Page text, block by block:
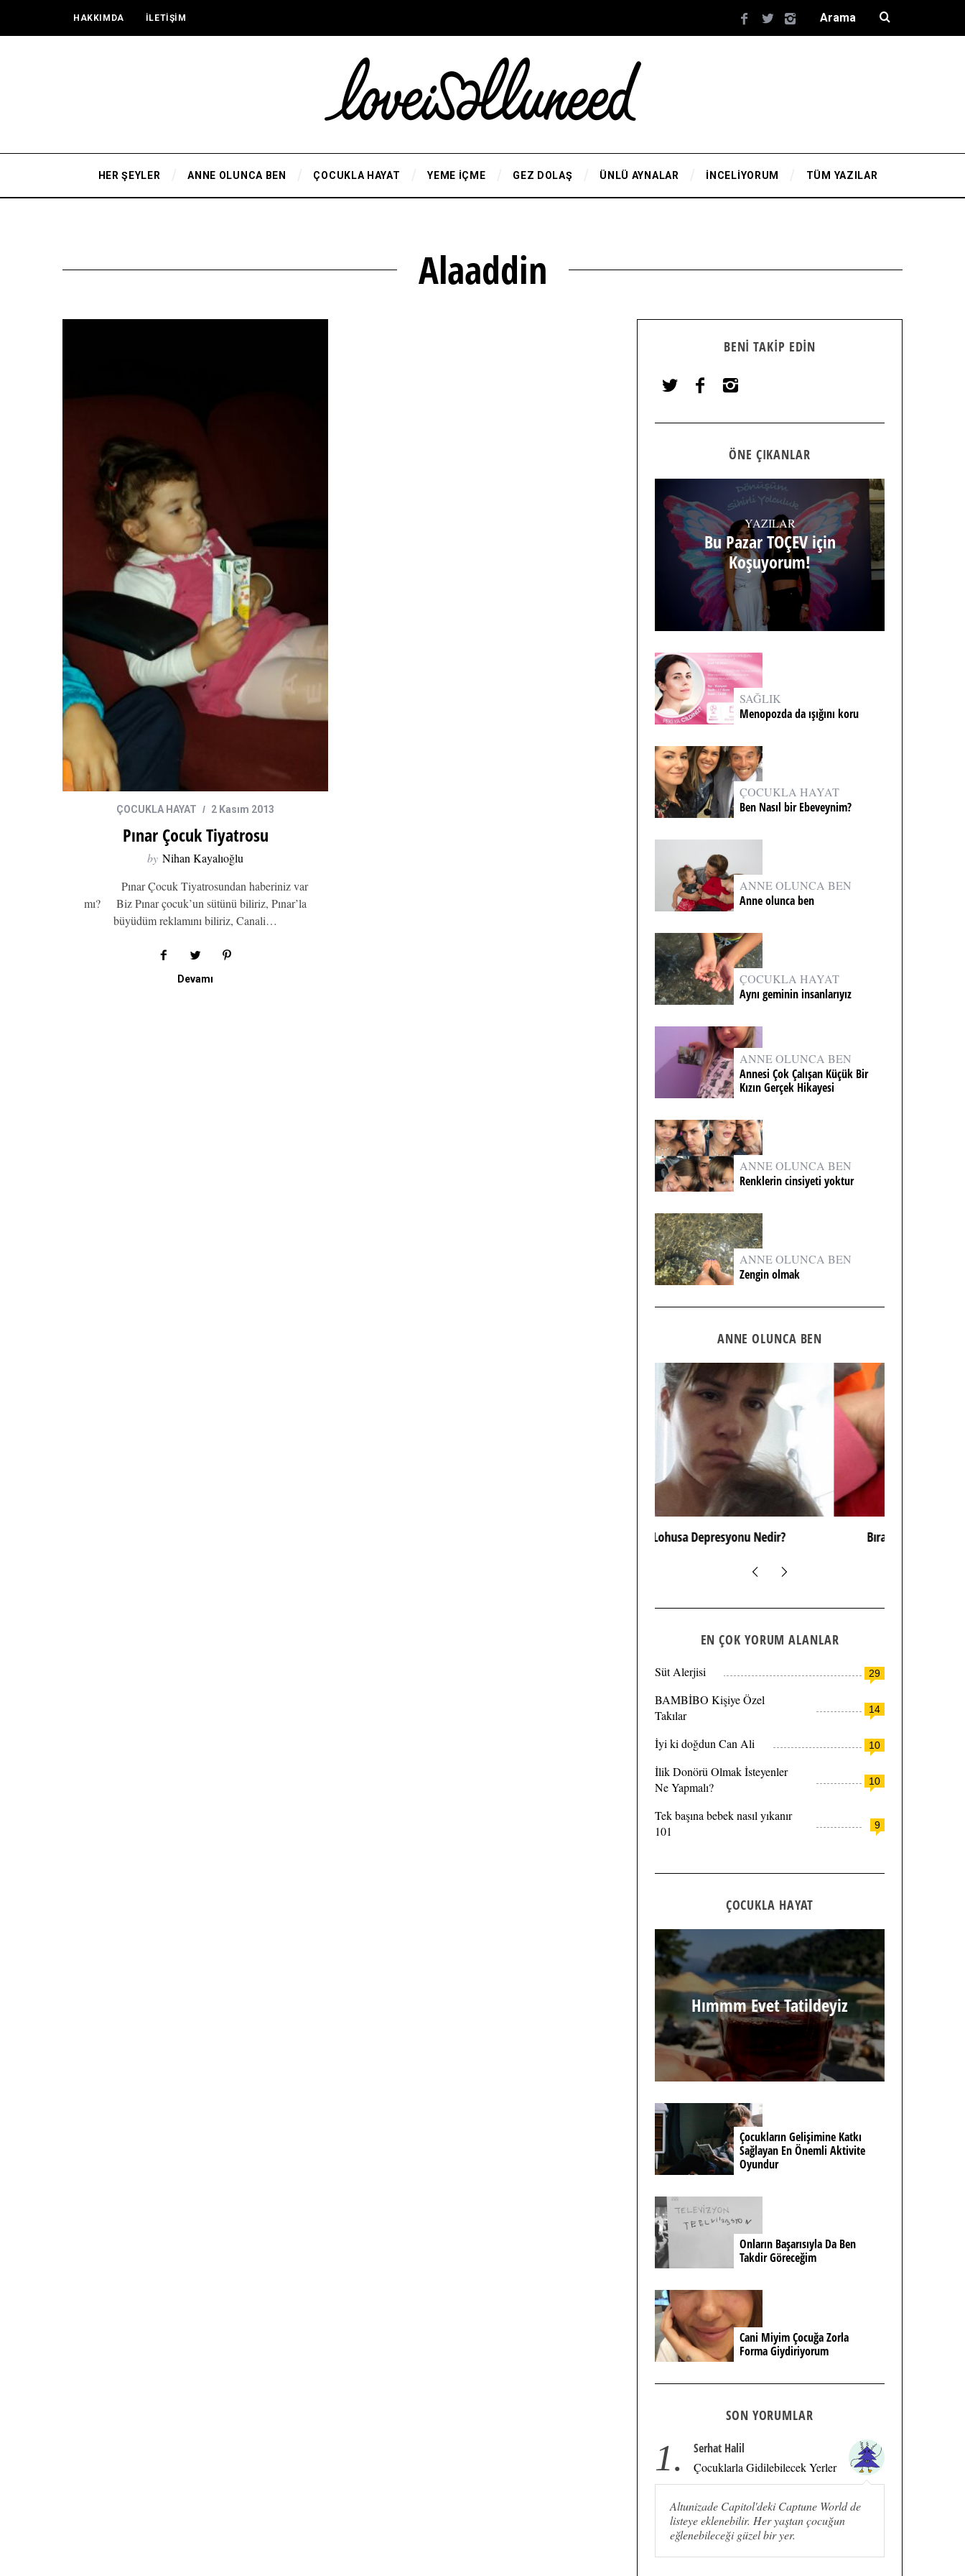
HAKKIMDA İLETİŞİM
HER ŞEYLER ANNE OLUNCA BEN ÇOCUKLA HAYAT YEME İÇME GEZ DOLAŞ ÜNLÜ AYNALAR İNCELİYORUM TÜM YAZILAR
Alaaddin
ÇOCUKLA HAYAT 2 Kasım 2013
Pınar Çocuk Tiyatrosu
by Nihan Kayalıoğlu
Pınar Çocuk Tiyatrosundan haberiniz var
mı? Biz Pınar çocuk’un sütünü biliriz, Pınar’la
büyüdüm reklamını biliriz, Canali…
Devamı
BENI TAKIP EDIN
ÖNE ÇIKANLAR
YAZILAR
Bu Pazar TOÇEV için
Koşuyorum!
SAĞLIK
Menopozda da ışığını koru
ÇOCUKLA HAYAT
Ben Nasıl bir Ebeveynim?
ANNE OLUNCA BEN
Anne olunca ben
ÇOCUKLA HAYAT
Aynı geminin insanlarıyız
ANNE OLUNCA BEN
Annesi Çok Çalışan Küçük Bir
Kızın Gerçek Hikayesi
ANNE OLUNCA BEN
Renklerin cinsiyeti yoktur
ANNE OLUNCA BEN
Zengin olmak
ANNE OLUNCA BEN
BırakMA Tanımımı Dönüştürdüm
EN ÇOK YORUM ALANLAR
29
Süt Alerjisi
14
BAMBİBO Kişiye Özel
Takılar
10
İyi ki doğdun Can Ali
10
İlik Donörü Olmak İsteyenler
Ne Yapmalı?
9
Tek başına bebek nasıl yıkanır
101
ÇOCUKLA HAYAT
Hımmm Evet Tatildeyiz
Çocukların Gelişimine Katkı
Sağlayan En Önemli Aktivite
Oyundur
Onların Başarısıyla Da Ben
Takdir Göreceğim
Cani Miyim Çocuğa Zorla
Forma Giydiriyorum
SON YORUMLAR
1. Serhat Halil
Çocuklarla Gidilebilecek Yerler
Altunizade Capitol'deki Captune World de
listeye eklenebilir. Her yaştan çocuğun
eğlenebileceği güzel bir yer.